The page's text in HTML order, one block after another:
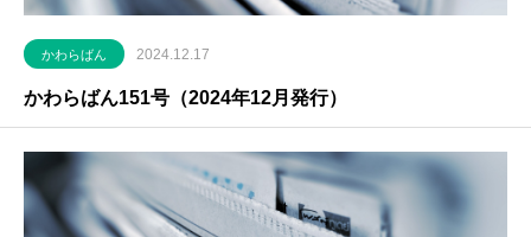
かわらばん 2024.12.17
かわらばん151号（2024年12月発行）